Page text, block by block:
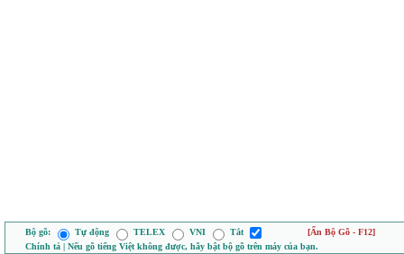
Bộ gõ: Tự động TELEX VNI Tắt
[Ẩn Bộ Gõ - F12]
Chính tả | Nếu gõ tiếng Việt không được, hãy bật bộ gõ trên máy của bạn.